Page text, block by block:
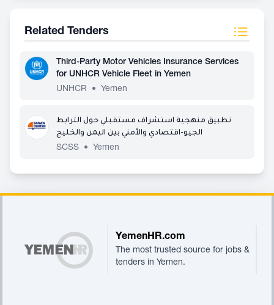
Related Tenders
Third-Party Motor Vehicles Insurance Services
for UNHCR Vehicle Fleet in Yemen
UNHCR
• Yemen
تطبيق منهجية استشراف مستقبلي حول الترابط
الجيو-اقتصادي والأمني بين اليمن والخليج
SCSS
• Yemen
YemenHR.com
The most trusted source for jobs &
tenders in Yemen.